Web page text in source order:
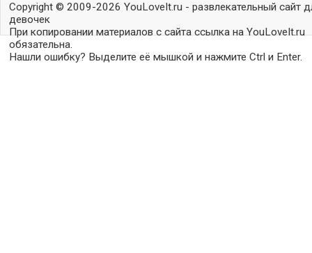
Copyright © 2009-2026 YouLoveIt.ru - развлекательный сайт
девочек
При копировании материалов с сайта ссылка на YouLoveIt.ru
обязательна.
Нашли ошибку? Выделите её мышкой и нажмите Ctrl и Enter.